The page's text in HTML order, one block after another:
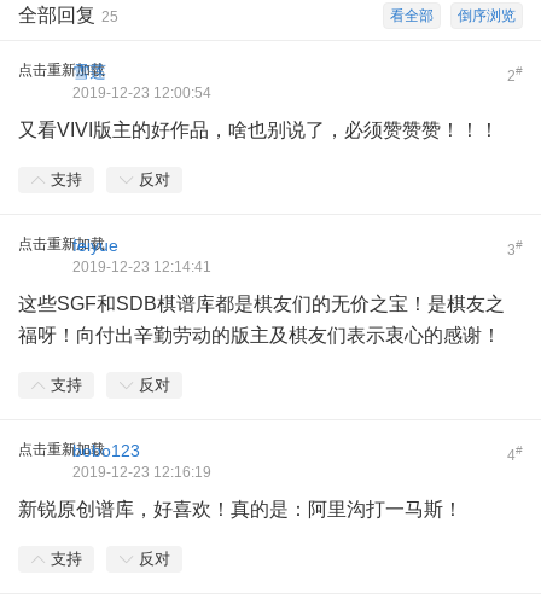
倒序浏览
看全部
全部回复 25
点击重新加载 2#
雪莲
2019-12-23 12:00:54
又看VIVI版主的好作品，啥也别说了，必须赞赞赞！！！
支持 反对
点击重新加载 3#
feiyue
2019-12-23 12:14:41
这些SGF和SDB棋谱库都是棋友们的无价之宝！是棋友之
福呀！向付出辛勤劳动的版主及棋友们表示衷心的感谢！
支持 反对
点击重新加载 4#
bobo123
2019-12-23 12:16:19
新锐原创谱库，好喜欢！真的是：阿里沟打一马斯！
支持 反对